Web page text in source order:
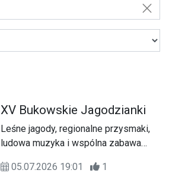
XV Bukowskie Jagodzianki
Leśne jagody, regionalne przysmaki,
ludowa muzyka i wspólna zabawa
oraz gości do Bukowej. W niedzielę, 5
05.07.2026 19:01 1